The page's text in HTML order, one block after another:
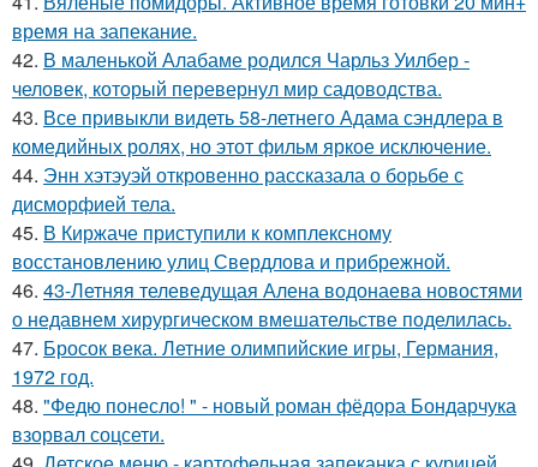
время на запекание.
42. В маленькой Алабаме родился Чарльз Уилбер -
человек, который перевернул мир садоводства.
43. Все привыкли видеть 58-летнего Адама сэндлера в
комедийных ролях, но этот фильм яркое исключение.
44. Энн хэтэуэй откровенно рассказала о борьбе с
дисморфией тела.
45. В Киржаче приступили к комплексному
восстановлению улиц Свердлова и прибрежной.
46. 43-Летняя телеведущая Алена водонаева новостями
о недавнем хирургическом вмешательстве поделилась.
47. Бросок века. Летние олимпийские игры, Германия,
1972 год.
48. "Федю понесло! " - новый роман фёдора Бондарчука
взорвал соцсети.